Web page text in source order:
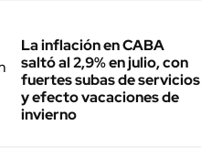
La inflación en CABA
saltó al 2,9% en julio, con
fuertes subas de servicios
y efecto vacaciones de
invierno